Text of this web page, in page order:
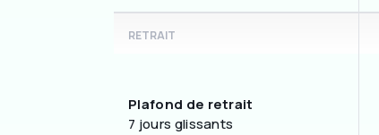
RETRAIT
Plafond de retrait
7 jours glissants